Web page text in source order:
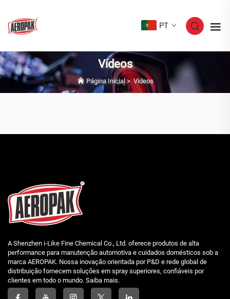
PT
Vídeos
Página Inicial>Vídeos
A Shenzhen i-Like Fine Chemical Co., Ltd. oferece produtos de alta
performance para manutenção automotiva e cuidados domésticos sob a
marca AEROPAK. Nossa inovação orientada por P&D e rede global de
distribuição fornecem soluções em spray superiores, confiáveis por
clientes em todo o mundo. Saiba mais.